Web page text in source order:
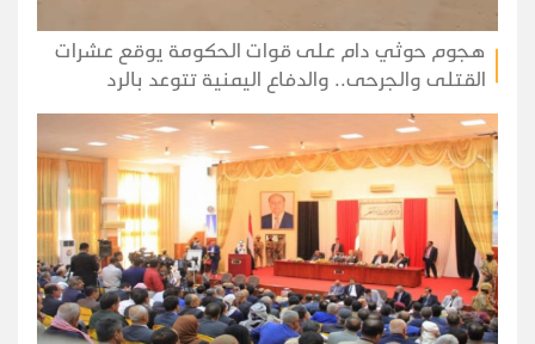
هجوم حوثي دام على قوات الحكومة يوقع عشرات
القتلى والجرحى.. والدفاع اليمنية تتوعد بالرد